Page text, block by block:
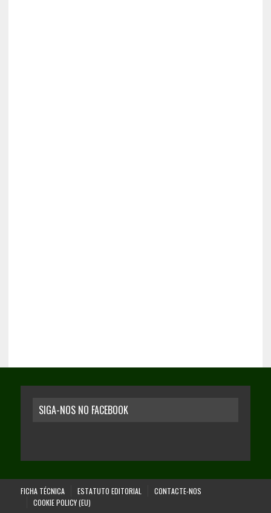
SIGA-NOS NO FACEBOOK
FICHA TÉCNICA ESTATUTO EDITORIAL
CONTACTE-NOS
COOKIE POLICY (EU)